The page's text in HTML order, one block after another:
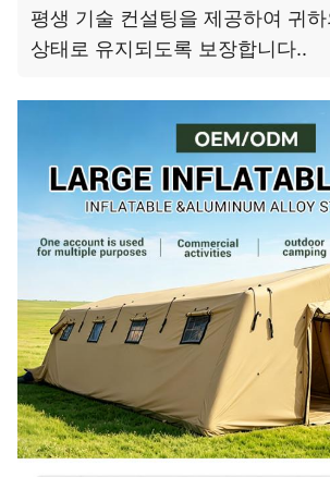
평생 기술 컨설팅을 제공하여 귀
상태로 유지되도록 보장합니다..